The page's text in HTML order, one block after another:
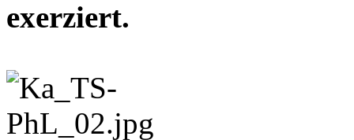
exerziert.